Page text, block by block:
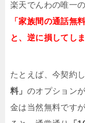
楽天でんわの唯一
「家族間の通話無
と、逆に損してし
たとえば、今契約
料」 のオプション
金は当然無料です